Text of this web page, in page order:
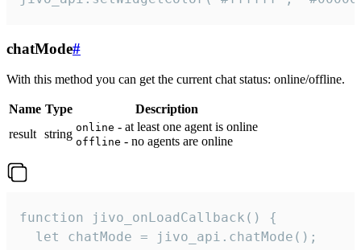
chatMode#
With this method you can get the current chat status: online/offline.
Name Type
Description
result string online - at least one agent is online
offline - no agents are online
function jivo_onLoadCallback() {
  let chatMode = jivo_api.chatMode();